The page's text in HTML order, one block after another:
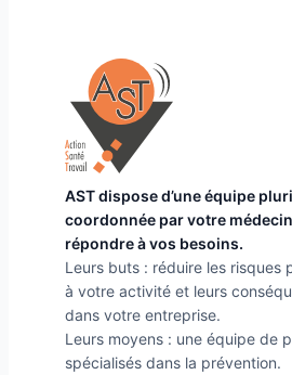
AST dispose d’une équipe
coordonnée par votre
répondre à vos besoins.
Leurs buts : réduire les risques
à votre activité et leurs
dans votre entreprise.
Leurs moyens : une équipe de
spécialisés dans la prévention.